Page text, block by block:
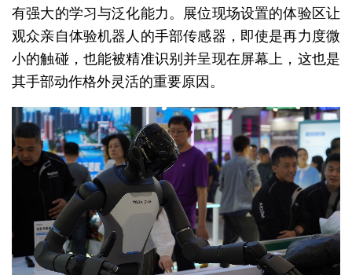
有强大的学习与泛化能力。展位现场设置的体验区让
观众亲自体验机器人的手部传感器，即使是再力度微
小的触碰，也能被精准识别并呈现在屏幕上，这也是
其手部动作格外灵活的重要原因。